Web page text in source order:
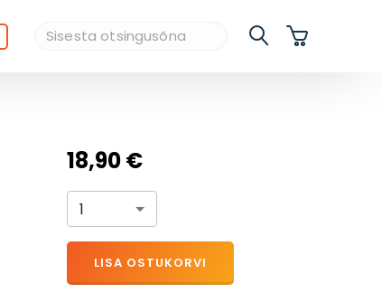
18,90 €
1
LISA OSTUKORVI